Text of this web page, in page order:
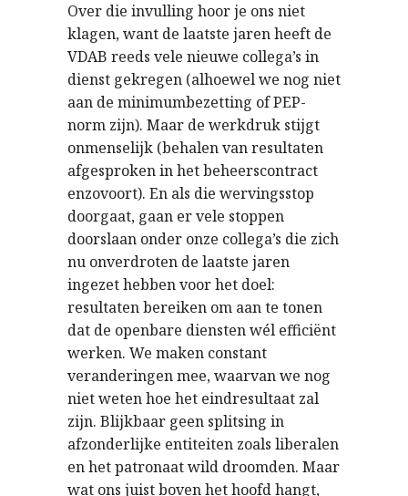
Over die invulling hoor je ons niet
klagen, want de laatste jaren heeft de
VDAB reeds vele nieuwe collega’s in
dienst gekregen (alhoewel we nog niet
aan de minimumbezetting of PEP-
norm zijn). Maar de werkdruk stijgt
onmenselijk (behalen van resultaten
afgesproken in het beheerscontract
enzovoort). En als die wervingsstop
doorgaat, gaan er vele stoppen
doorslaan onder onze collega’s die zich
nu onverdroten de laatste jaren
ingezet hebben voor het doel:
resultaten bereiken om aan te tonen
dat de openbare diensten wél efficiënt
werken. We maken constant
veranderingen mee, waarvan we nog
niet weten hoe het eindresultaat zal
zijn. Blijkbaar geen splitsing in
afzonderlijke entiteiten zoals liberalen
en het patronaat wild droomden. Maar
wat ons juist boven het hoofd hangt,